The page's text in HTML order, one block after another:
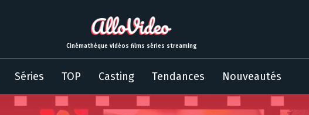
Cinémathèque vidéos films séries streaming
Séries TOP Casting Tendances Nouveautés